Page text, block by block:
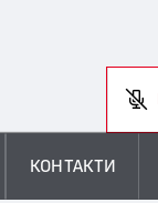
КОНТАКТИ